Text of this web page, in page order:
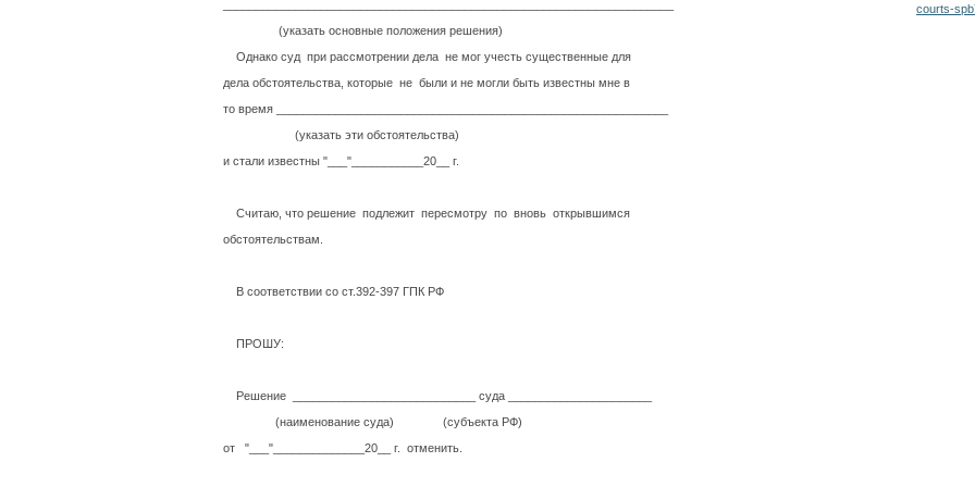
(указать основные положения решения)
Однако суд при рассмотрении дела не мог учесть существенные для
дела обстоятельства, которые не были и не могли быть известны мне в
то время ____________________________________________________________
(указать эти обстоятельства)
и стали известны "___"___________20__ г.
Считаю, что решение подлежит пересмотру по вновь открывшимся
обстоятельствам.
В соответствии со ст.392-397 ГПК РФ
ПРОШУ:
Решение ____________________________ суда ______________________
(наименование суда) (субъекта РФ)
от "___"______________20__ г. отменить.
courts-